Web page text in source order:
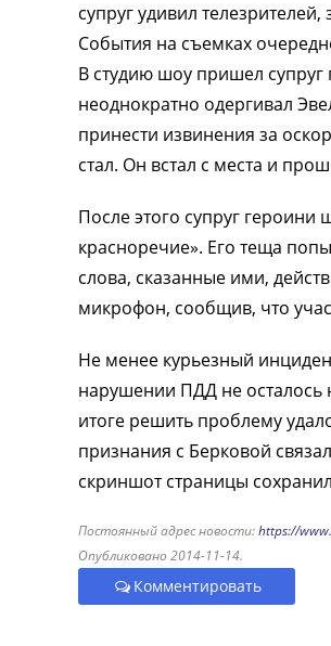
супруг удивил
События на съемках
В студию шоу пришел
неоднократно одергивал
принести извинения за
стал. Он встал с места и
После этого супруг
красноречие». Его теща
слова, сказанные ими,
микрофон, сообщив, что
Не менее курьезный
нарушении ПДД не осталось
итоге решить проблему
признания с Берковой
скриншот страницы
Постоянный адрес новости:https://
Опубликовано 2014-11-14.
Комментировать